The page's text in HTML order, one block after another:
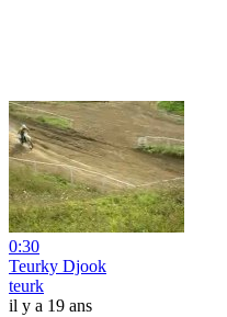
0:30
Teurky Djook
teurk
il y a 19 ans